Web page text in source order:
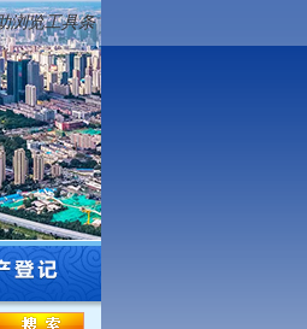
浏览工具条
规划选址（沈阳段）公告